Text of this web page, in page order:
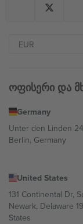
ოფისერი და
Germany
Unter den Linden
Berlin, Germany
United States
131 Continental Dr,
Newark, Delaware
States